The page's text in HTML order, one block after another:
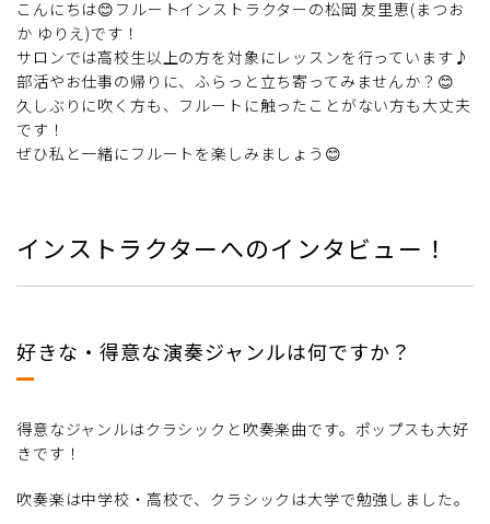
こんにちは😊フルートインストラクターの松岡 友里恵(まつお
か ゆりえ)です！
サロンでは高校生以上の方を対象にレッスンを行っています♪
部活やお仕事の帰りに、ふらっと立ち寄ってみませんか？😊
久しぶりに吹く方も、フルートに触ったことがない方も大丈夫
です！
ぜひ私と一緒にフルートを楽しみましょう😊
インストラクターへのインタビュー！
好きな・得意な演奏ジャンルは何ですか？
得意なジャンルはクラシックと吹奏楽曲です。ポップスも大好
きです！
吹奏楽は中学校・高校で、クラシックは大学で勉強しました。